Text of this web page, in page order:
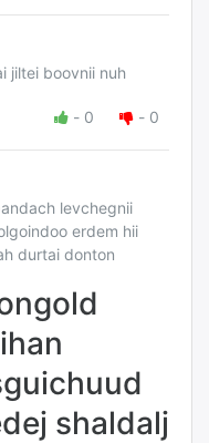
jiltei boovnii nuh
- 0 - 0
levchegnii
erdem hii
durtai donton
shaldalj